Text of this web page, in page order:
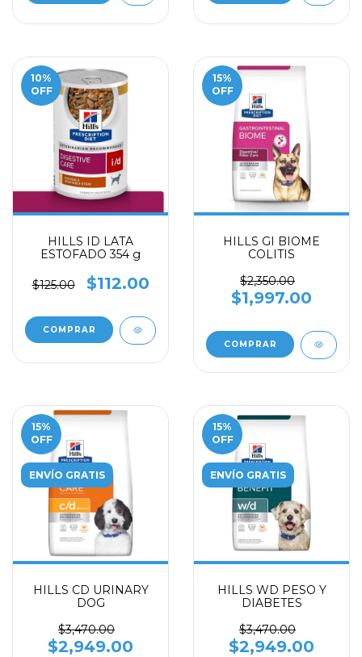
10%
OFF
HILLS ID LATA
ESTOFADO 354 g
$125.00 $112.00
15%
OFF
HILLS GI BIOME
COLITIS
$2,350.00
$1,997.00
COMPRAR
15%
OFF
ENVÍO GRATIS
HILLS CD URINARY
DOG
$3,470.00
$2,949.00
15%
OFF
ENVÍO GRATIS
HILLS WD PESO Y
DIABETES
$3,470.00
$2,949.00